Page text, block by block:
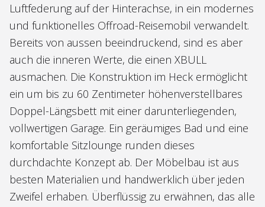
Luftfederung auf der Hinterachse, in ein modernes
und funktionelles Offroad-Reisemobil verwandelt.
Bereits von aussen beeindruckend, sind es aber
auch die inneren Werte, die einen XBULL
ausmachen. Die Konstruktion im Heck ermöglicht
ein um bis zu 60 Zentimeter höhenverstellbares
Doppel-Längsbett mit einer darunterliegenden,
vollwertigen Garage. Ein geräumiges Bad und eine
komfortable Sitzlounge runden dieses
durchdachte Konzept ab. Der Möbelbau ist aus
besten Materialien und handwerklich über jeden
Zweifel erhaben. Überflüssig zu erwähnen, das alle